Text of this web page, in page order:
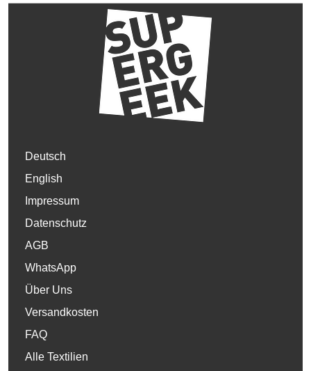
Deutsch
English
Impressum
Datenschutz
AGB
WhatsApp
Über Uns
Versandkosten
FAQ
Alle Textilien